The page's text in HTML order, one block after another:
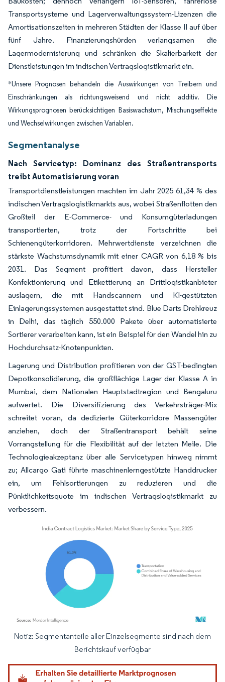
Transportsysteme und Lagerverwaltungssystem-Lizenzen die
Amortisationszeiten in mehreren Städten der Klasse II auf über
fünf Jahre. Finanzierungshürden verlangsamen die
Lagermodernisierung und schränken die Skalierbarkeit der
Dienstleistungen im indischen Vertragslogistikmarkt ein.
*Unsere Prognosen behandeln die Auswirkungen von Treibern und
Einschränkungen als richtungsweisend und nicht additiv. Die
Wirkungsprognosen berücksichtigen Basiswachstum, Mischungseffekte
und Wechselwirkungen zwischen Variablen.
Segmentanalyse
Nach Servicetyp: Dominanz des Straßentransports
treibt Automatisierung voran
Transportdienstleistungen machten im Jahr 2025 61,34 % des
indischen Vertragslogistikmarkts aus, wobei Straßenflotten den
Großteil der E-Commerce- und Konsumgüterladungen
transportierten, trotz der Fortschritte bei
Schienengüterkorridoren. Mehrwertdienste verzeichnen die
stärkste Wachstumsdynamik mit einer CAGR von 6,18 % bis
2031. Das Segment profitiert davon, dass Hersteller
Konfektionierung und Etikettierung an Drittlogistikanbieter
auslagern, die mit Handscannern und KI-gestützten
Einlagerungssystemen ausgestattet sind. Blue Darts Drehkreuz
in Delhi, das täglich 550.000 Pakete über automatisierte
Sortierer verarbeiten kann, ist ein Beispiel für den Wandel hin zu
Hochdurchsatz-Knotenpunkten.
Lagerung und Distribution profitieren von der GST-bedingten
Depotkonsolidierung, die großflächige Lager der Klasse A in
Mumbai, dem Nationalen Hauptstadtregion und Bengaluru
aufwertet. Die Diversifizierung des Verkehrsträger-Mix
schreitet voran, da dedizierte Güterkorridore Massengüter
anziehen, doch der Straßentransport behält seine
Vorrangstellung für die Flexibilität auf der letzten Meile. Die
Technologieakzeptanz über alle Servicetypen hinweg nimmt
zu; Allcargo Gati führte maschinenlerngestützte Handdrucker
ein, um Fehlsortierungen zu reduzieren und die
Pünktlichkeitsquote im indischen Vertragslogistikmarkt zu
verbessern.
Bild © Mordor Intelligence. Wiederverwendung erfordert Namensnennung
Notiz: Segmentanteile aller Einzelsegmente sind nach dem
Berichtskauf verfügbar